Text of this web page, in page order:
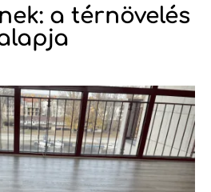
a térnövelés